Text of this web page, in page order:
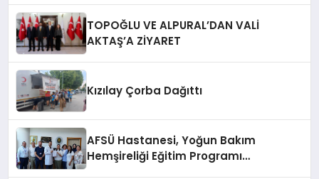
TOPOĞLU VE ALPURAL’DAN VALİ
AKTAŞ’A ZİYARET
Kızılay Çorba Dağıttı
AFSÜ Hastanesi, Yoğun Bakım
Hemşireliği Eğitim Programı